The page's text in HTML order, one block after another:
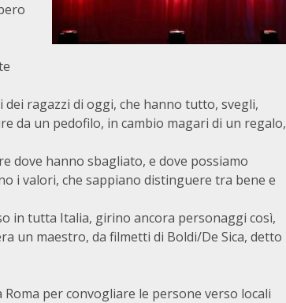
ragazzi di oggi, che hanno tutto, svegli,
da un pedofilo, in cambio magari di un regalo,
dove hanno sbagliato, e dove possiamo
i valori, che sappiano distinguere tra bene e
in tutta Italia, girino ancora personaggi così,
un maestro, da filmetti di Boldi/De Sica, detto
per convogliare le persone verso locali